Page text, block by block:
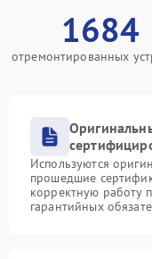
1684
отремонтированных
Используются
прошедшие
корректную работу
гарантийных